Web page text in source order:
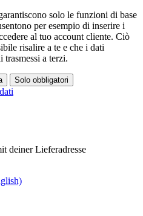
solo le funzioni di base
per esempio di inserire i
al tuo account cliente. Ciò
risalire a te e che i dati
trasmessi a terzi.
Solo obbligatori
deiner Lieferadresse